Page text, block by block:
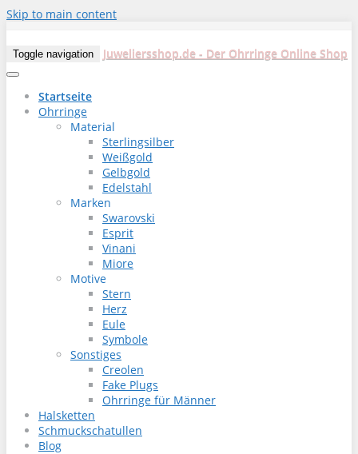
Skip to main content
Toggle navigation Juweliersshop.de - Der Ohrringe Online Shop
Startseite
Ohrringe
Material
Sterlingsilber
Weißgold
Gelbgold
Edelstahl
Marken
Swarovski
Esprit
Vinani
Miore
Motive
Stern
Herz
Eule
Symbole
Sonstiges
Creolen
Fake Plugs
Ohrringe für Männer
Halsketten
Schmuckschatullen
Blog